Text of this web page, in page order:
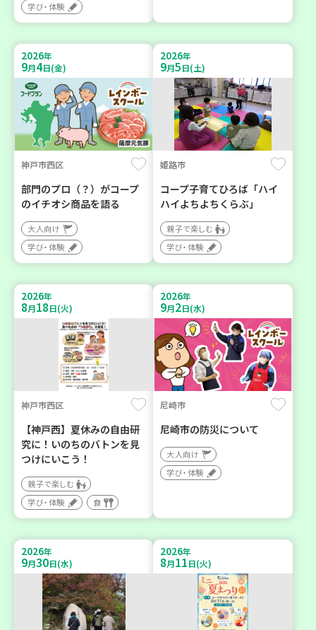
学び・体験
2026年
9月4日(金)
神戸市西区
部門のプロ（？）がコープ
のイチオシ商品を語る
大人向け
学び・体験
2026年
9月5日(土)
姫路市
コープ子育てひろば「ハイ
ハイよちよちくらぶ」
親子で楽しむ
学び・体験
2026年
8月18日(火)
神戸市西区
【神戸西】夏休みの自由研
究に！いのちのバトンを見
つけにいこう！
親子で楽しむ
学び・体験
食
2026年
9月2日(水)
尼崎市
尼崎市の防災について
大人向け
学び・体験
2026年
9月30日(水)
2026年
8月11日(火)